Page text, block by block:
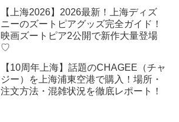
【上海2026】2026最新！上海ディズ
ニーのズートピアグッズ完全ガイド！
映画ズートピア2公開で新作大量登場
♡
【10周年上海】話題のCHAGEE（チャ
ジー）を上海浦東空港で購入！場所・
注文方法・混雑状況を徹底レポート！